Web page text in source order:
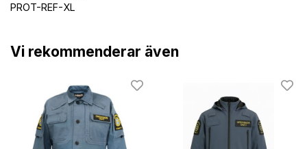
PROT-REF-XL
Vi rekommenderar även